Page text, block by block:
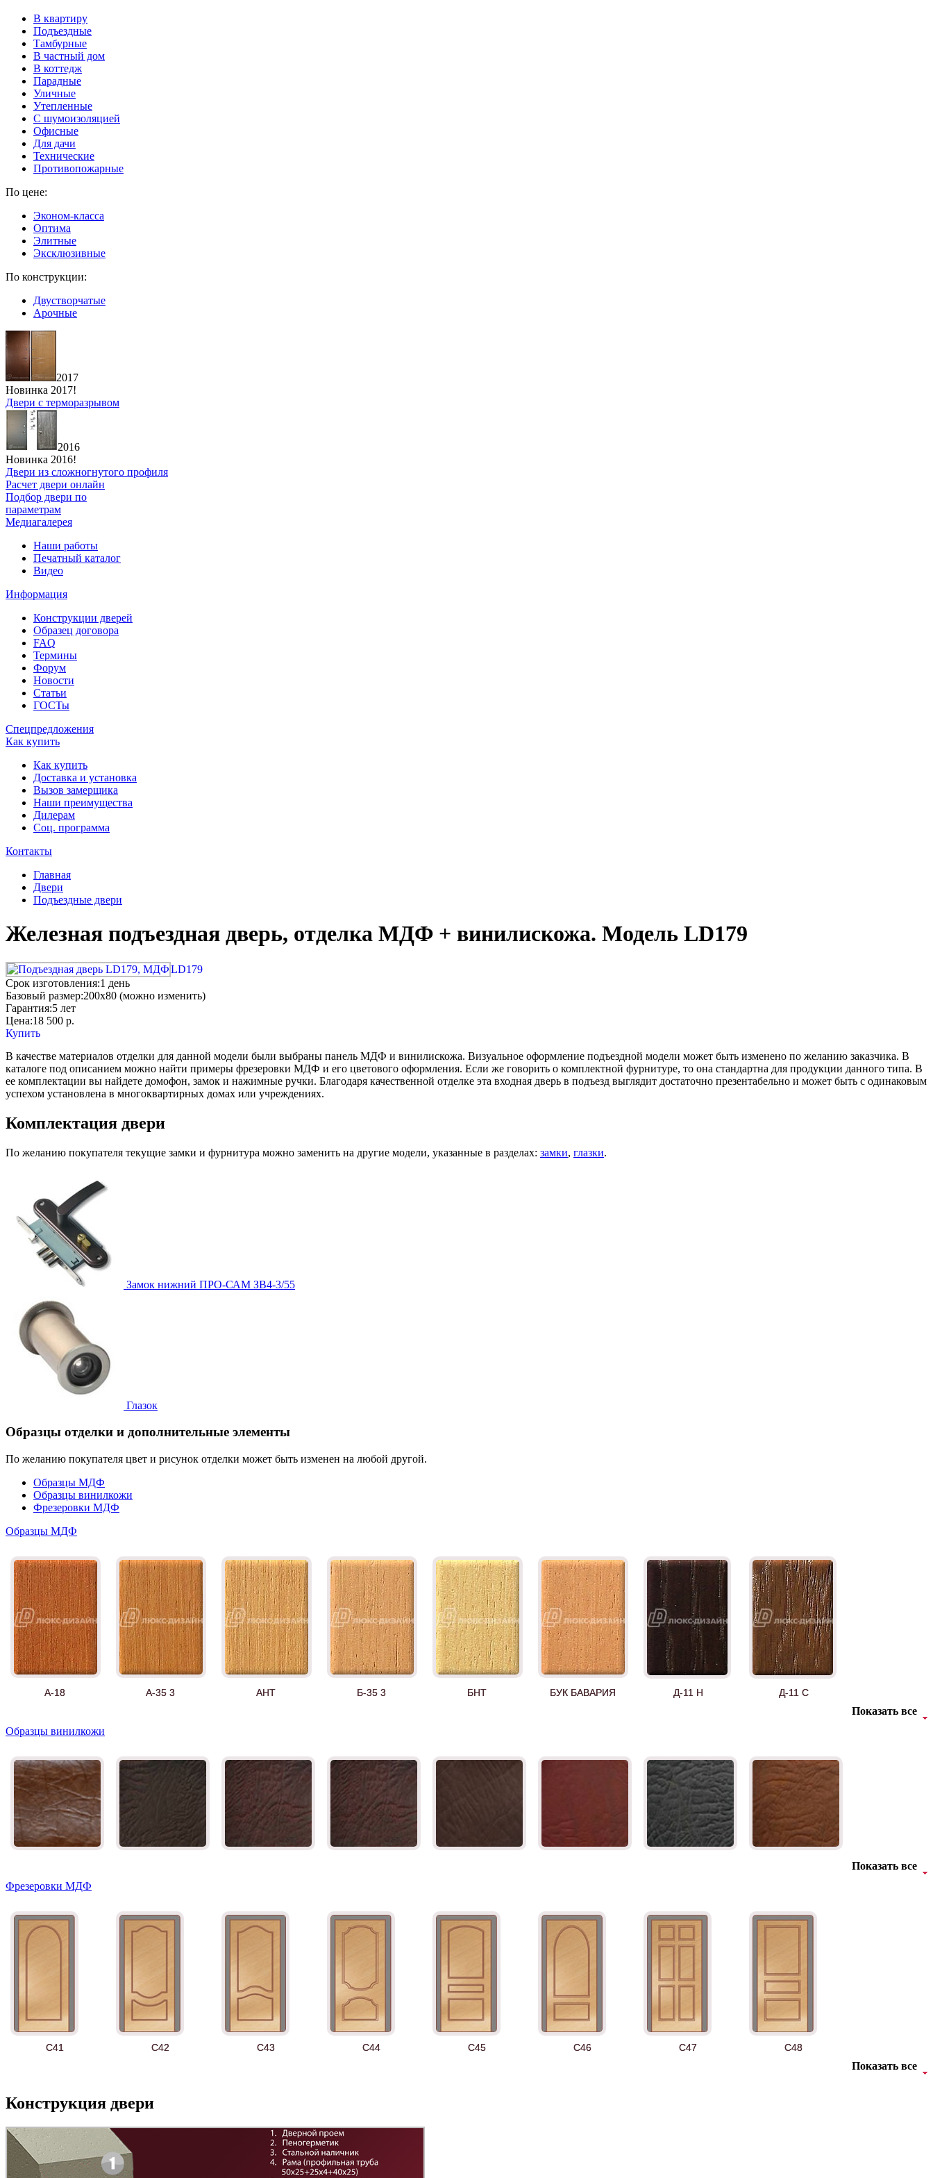
В квартиру
Подъездные
Тамбурные
В частный дом
В коттедж
Парадные
Уличные
Утепленные
C шумоизоляцией
Офисные
Для дачи
Технические
Противопожарные
По цене:
Эконом-класса
Оптима
Элитные
Эксклюзивные
По конструкции:
Двустворчатые
Арочные
2017
Новинка 2017!
Двери с терморазрывом
2016
Новинка 2016!
Двери из сложногнутого профиля
Расчет двери онлайн
Подбор двери по
параметрам
Медиагалерея
Наши работы
Печатный каталог
Видео
Информация
Конструкции дверей
Образец договора
FAQ
Термины
Форум
Новости
Статьи
ГОСТы
Спецпредложения
Как купить
Как купить
Доставка и установка
Вызов замерщика
Наши преимущества
Дилерам
Соц. программа
Контакты
Главная
Двери
Подъездные двери
Железная подъездная дверь, отделка МДФ + винилискожа. Модель LD179
LD179
Срок изготовления:1 день
Базовый размер:200x80 (можно изменить)
Гарантия:5 лет
Цена:18 500 р.
Купить
В качестве материалов отделки для данной модели были выбраны панель МДФ и винилискожа. Визуальное оформление подъездной модели может быть изменено по желанию заказчика. В
каталоге под описанием можно найти примеры фрезеровки МДФ и его цветового оформления. Если же говорить о комплектной фурнитуре, то она стандартна для продукции данного типа. В
ее комплектации вы найдете домофон, замок и нажимные ручки. Благодаря качественной отделке эта входная дверь в подъезд выглядит достаточно презентабельно и может быть с одинаковым
успехом установлена в многоквартирных домах или учреждениях.
Комплектация двери
По желанию покупателя текущие замки и фурнитура можно заменить на другие модели, указанные в разделах: замки, глазки.
Замок нижний ПРО-САМ ЗВ4-3/55
Глазок
Образцы отделки и дополнительные элементы
По желанию покупателя цвет и рисунок отделки может быть изменен на любой другой.
Образцы МДФ
Образцы винилкожи
Фрезеровки МДФ
Образцы МДФ
А-18 А-35 3 АНТ Б-35 3 БНТ БУК БАВАРИЯ Д-11 Н Д-11 С
Д-11 СС Д-15 60 Д-33 Д-35 Н Д-35 С Д-35 СС Д-36 46 30 Д-36 Н
Д-36 СС Д-43 30 ДС
К-10 60 К-11 С К-11 СС
Показать все
Образцы винилкожи
Показать все
Фрезеровки МДФ
C41 C42 C43 C44 C45 C46 C47 C48
Показать все
Конструкция двери